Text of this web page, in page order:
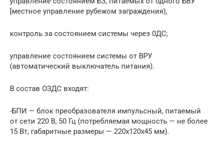
[местное управление рубежом заграждения),
контроль за состоянием системы через 0ДС;
управление состоянием системы от ВРУ
(автоматический выключатель питания).
В состав ОЗДС входят:
-БПИ — блок преобразователя импульсный, питаемый
от сети 220 В, 50 Гц (потребляемая мощность — не более
15 Вт, габаритные размеры — 220x120x45 мм).